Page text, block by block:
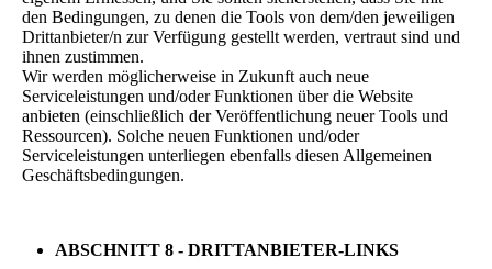
den Bedingungen, zu denen die Tools von dem/den jeweiligen
Drittanbieter/n zur Verfügung gestellt werden, vertraut sind und
ihnen zustimmen.
Wir werden möglicherweise in Zukunft auch neue
Serviceleistungen und/oder Funktionen über die Website
anbieten (einschließlich der Veröffentlichung neuer Tools und
Ressourcen). Solche neuen Funktionen und/oder
Serviceleistungen unterliegen ebenfalls diesen Allgemeinen
Geschäftsbedingungen.
ABSCHNITT 8 - DRITTANBIETER-LINKS